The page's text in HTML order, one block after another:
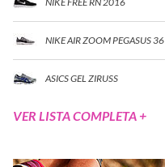
NIKE AIR ZOOM PEGASUS 36
ASICS GEL ZIRUSS
VER LISTA COMPLETA +